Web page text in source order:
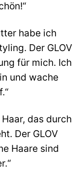
habe ich
Der GLOV
für mich. Ich
und wache
das durch
Der GLOV
Haare sind